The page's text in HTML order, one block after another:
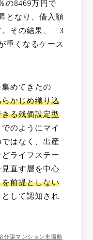
の8469万円で
となり、借入額
その結果、「3
重くなるケース
めてきたの
かじめ織り込
る残価設定型
のようにマイ
はなく、出産
ライフステー
直す層を中心
前提としない
として認知され
分譲マンション市場動